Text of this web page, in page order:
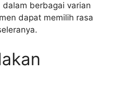
berbagai varian
dapat memilih rasa